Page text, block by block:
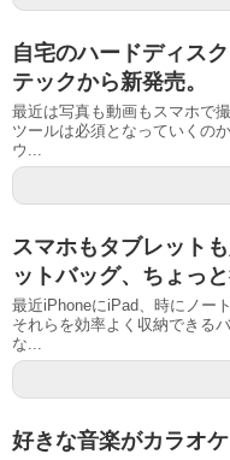
自宅のハードディス
テックから新発売。
最近は写真も動画もスマホで
ツールは必須となっていくの
ウ...
スマホもタブレット
ットバッグ、ちょっと
最近iPhoneにiPad、時にノー
それらを効率よく収納できる
な...
好きな音楽がカラオ